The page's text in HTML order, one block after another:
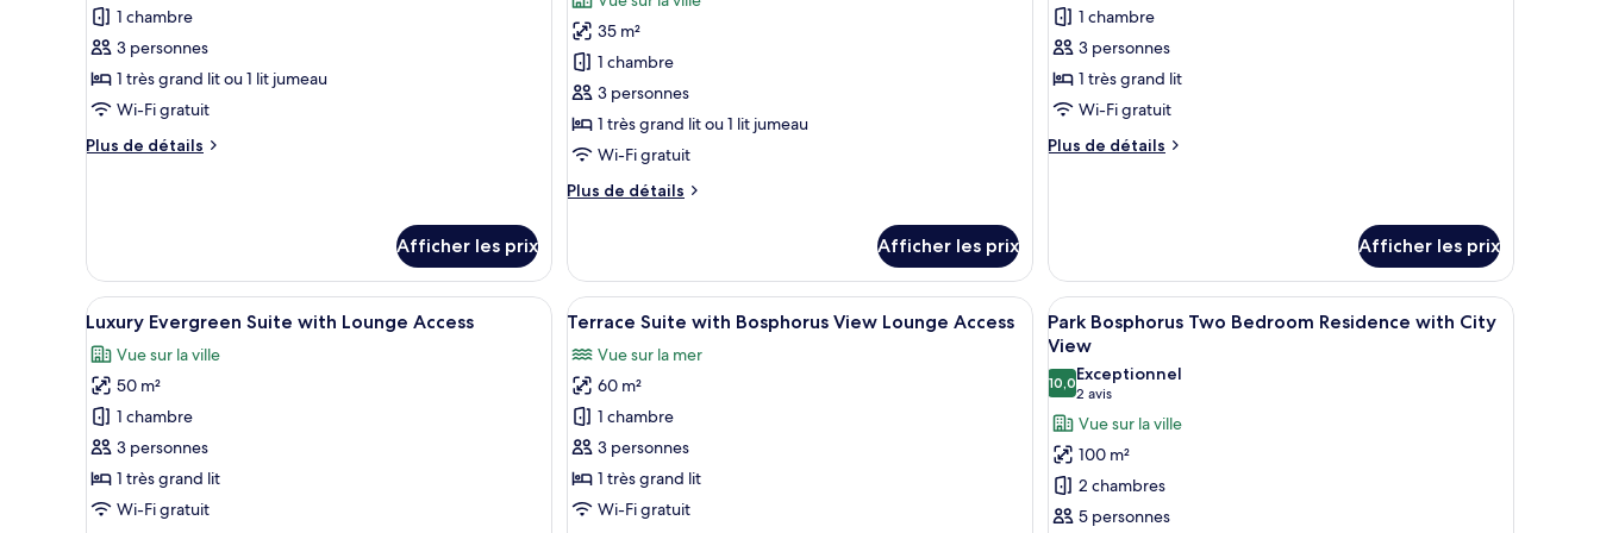
pour
ce
type
de
chambre :
Superior
View
1 chambre
3 personnes
1 très grand lit ou 1 lit jumeau
Wi-Fi gratuit
Plus de détails
Plus
with
Sea
View
Afficher les prix
pour
ce
type
de
chambre :
Deluxe
Room
View
35 m²
1 chambre
3 personnes
1 très grand lit ou 1 lit jumeau
Wi-Fi gratuit
Plus de détails
Plus
Deluxe
Room
with
View
Afficher les prix
pour
ce
type
de
chambre :
Corner
View
Lounge
Access
1 chambre
3 personnes
1 très grand lit
Wi-Fi gratuit
Plus de détails
Plus
with
Bosphorus
View
Lounge
Access
Afficher les prix
Afficher
toutes
les
photos
pour
ce
type
de
chambre :
Une chambre à coucher luxueuse, dotée d’un grand lit, d’un plafond richement décoré et d’un grand miroir qui reflète la salle de bain.
6
Luxury Evergreen Suite with Lounge Access
Vue sur la ville
50 m²
1 chambre
3 personnes
1 très grand lit
Wi-Fi gratuit
Afficher
toutes
les
photos
pour
ce
type
de
chambre :
Une chambre d’hôtel luxueuse dotée d’un grand balcon, d’un lit recouvert d’une courtepointe bleue, d’une table
5
Terrace Suite with Bosphorus View Lounge Access
Vue sur la mer
60 m²
1 chambre
3 personnes
1 très grand lit
Wi-Fi gratuit
Afficher
toutes
les
photos
pour
ce
type
de
chambre :
Une chambre d’hôtel moderne avec un
7
Park Bosphorus Two Bedroom Residence with City
View
10,010,0 sur 10
Exceptionnel
2 avis
(2 avis)
Vue sur la ville
100 m²
2 chambres
5 personnes